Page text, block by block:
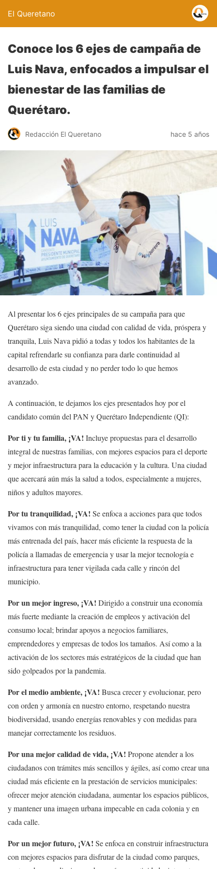
El Queretano
Conoce los 6 ejes de campaña de
Luis Nava, enfocados a impulsar el
bienestar de las familias de
Querétaro.
Redacción El Queretano hace 5 años
Al presentar los 6 ejes principales de su campaña para que
Querétaro siga siendo una ciudad con calidad de vida, próspera y
tranquila, Luis Nava pidió a todas y todos los habitantes de la
capital refrendarle su confianza para darle continuidad al
desarrollo de esta ciudad y no perder todo lo que hemos
avanzado.
A continuación, te dejamos los ejes presentados hoy por el
candidato común del PAN y Querétaro Independiente (QI):
Por ti y tu familia, ¡VA! Incluye propuestas para el desarrollo
integral de nuestras familias, con mejores espacios para el deporte
y mejor infraestructura para la educación y la cultura. Una ciudad
que acercará aún más la salud a todos, especialmente a mujeres,
niños y adultos mayores.
Por tu tranquilidad, ¡VA! Se enfoca a acciones para que todos
vivamos con más tranquilidad, como tener la ciudad con la policía
más entrenada del país, hacer más eficiente la respuesta de la
policía a llamadas de emergencia y usar la mejor tecnología e
infraestructura para tener vigilada cada calle y rincón del
municipio.
Por un mejor ingreso, ¡VA! Dirigido a construir una economía
más fuerte mediante la creación de empleos y activación del
consumo local; brindar apoyos a negocios familiares,
emprendedores y empresas de todos los tamaños. Así como a la
activación de los sectores más estratégicos de la ciudad que han
sido golpeados por la pandemia.
Por el medio ambiente, ¡VA! Busca crecer y evolucionar, pero
con orden y armonía en nuestro entorno, respetando nuestra
biodiversidad, usando energías renovables y con medidas para
manejar correctamente los residuos.
Por una mejor calidad de vida, ¡VA! Propone atender a los
ciudadanos con trámites más sencillos y ágiles, así como crear una
ciudad más eficiente en la prestación de servicios municipales:
ofrecer mejor atención ciudadana, aumentar los espacios públicos,
y mantener una imagen urbana impecable en cada colonia y en
cada calle.
Por un mejor futuro, ¡VA! Se enfoca en construir infraestructura
con mejores espacios para disfrutar de la ciudad como parques,